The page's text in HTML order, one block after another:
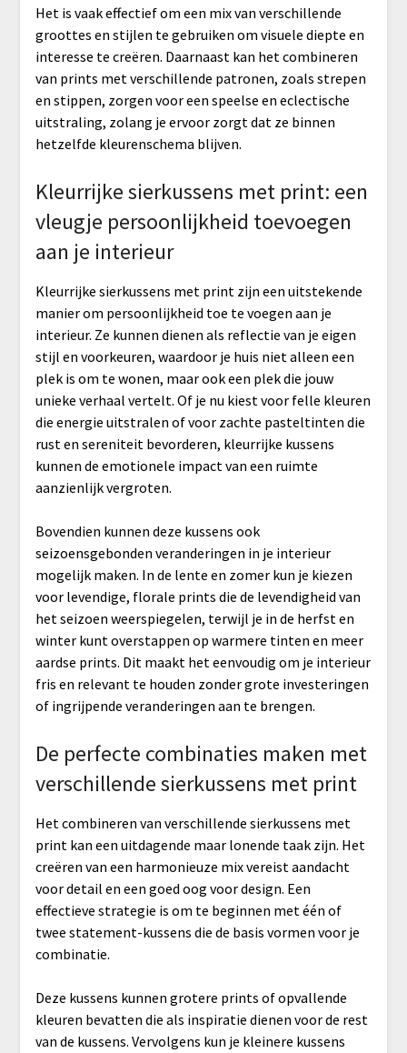
Het is vaak effectief om een mix van verschillende
groottes en stijlen te gebruiken om visuele diepte en
interesse te creëren. Daarnaast kan het combineren
van prints met verschillende patronen, zoals strepen
en stippen, zorgen voor een speelse en eclectische
uitstraling, zolang je ervoor zorgt dat ze binnen
hetzelfde kleurenschema blijven.
Kleurrijke sierkussens met print: een
vleugje persoonlijkheid toevoegen
aan je interieur
Kleurrijke sierkussens met print zijn een uitstekende
manier om persoonlijkheid toe te voegen aan je
interieur. Ze kunnen dienen als reflectie van je eigen
stijl en voorkeuren, waardoor je huis niet alleen een
plek is om te wonen, maar ook een plek die jouw
unieke verhaal vertelt. Of je nu kiest voor felle kleuren
die energie uitstralen of voor zachte pasteltinten die
rust en sereniteit bevorderen, kleurrijke kussens
kunnen de emotionele impact van een ruimte
aanzienlijk vergroten.
Bovendien kunnen deze kussens ook
seizoensgebonden veranderingen in je interieur
mogelijk maken. In de lente en zomer kun je kiezen
voor levendige, florale prints die de levendigheid van
het seizoen weerspiegelen, terwijl je in de herfst en
winter kunt overstappen op warmere tinten en meer
aardse prints. Dit maakt het eenvoudig om je interieur
fris en relevant te houden zonder grote investeringen
of ingrijpende veranderingen aan te brengen.
De perfecte combinaties maken met
verschillende sierkussens met print
Het combineren van verschillende sierkussens met
print kan een uitdagende maar lonende taak zijn. Het
creëren van een harmonieuze mix vereist aandacht
voor detail en een goed oog voor design. Een
effectieve strategie is om te beginnen met één of
twee statement-kussens die de basis vormen voor je
combinatie.
Deze kussens kunnen grotere prints of opvallende
kleuren bevatten die als inspiratie dienen voor de rest
van de kussens. Vervolgens kun je kleinere kussens